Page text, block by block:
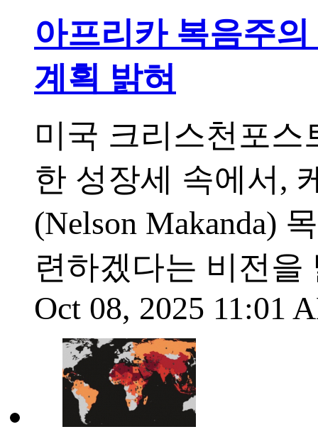
아프리카 복음주
계획 밝혀
미국 크리스천포스
한 성장세 속에서,
(Nelson Makanda)
련하겠다는 비전
Oct 08, 2025 11:01